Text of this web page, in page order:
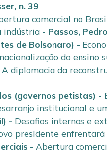
, n. 39
comercial no
indústria - Passos,
de Bolsonaro) -
do ensino
A diplomacia da
(governos petistas) -
institucional e
- Desafios internos e
presidente enfrentará
-Abertura